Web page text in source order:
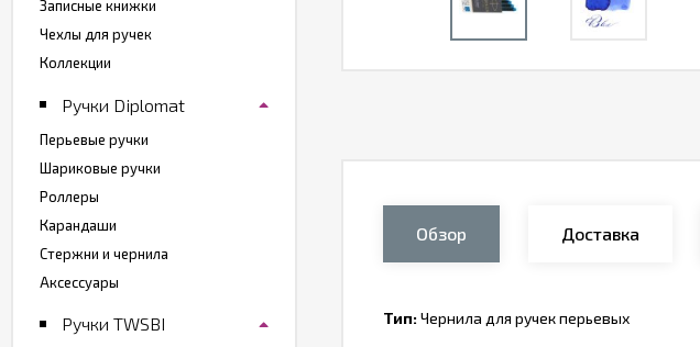
Обзор Доставка
Тип:Чернила для ручек перьевых
Записные книжки
Чехлы для ручек
Коллекции
Ручки Diplomat
Перьевые ручки
Шариковые ручки
Роллеры
Карандаши
Стержни и чернила
Аксессуары
Ручки TWSBI